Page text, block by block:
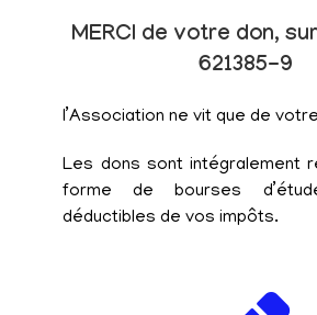
MERCI de votre don,
621385-9
l’Association ne vit que de
Les dons sont intégralement
forme de bourses
déductibles de vos impôts.